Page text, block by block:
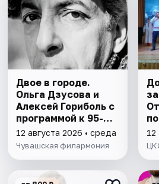
Двое в городе.
Ольга Дзусова и
Алексей Гориболь с
программой к 95-
летию со дня
рождения Микаэла
Таривердиева
12 августа 2026 • среда
Чувашская филармония
12